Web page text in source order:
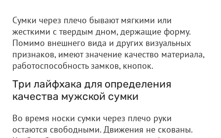
Сумки через плечо бывают мягкими или
жесткими с твердым дном, держащие форму.
Помимо внешнего вида и других визуальных
признаков, имеют значение качество материала,
работоспособность замков, кнопок.
Три лайфхака для определения
качества мужской сумки
Во время носки сумки через плечо руки
остаются свободными. Движения не скованы.